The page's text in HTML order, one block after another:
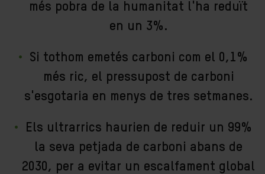
més pobra de la humanitat l'ha reduït
en un 3%.
Si tothom emetés carboni com el 0,1%
més ric, el pressupost de carboni
s'esgotaria en menys de tres setmanes.
Els ultrarrics haurien de reduir un 99%
la seva petjada de carboni abans de
2030, per a evitar un escalfament global